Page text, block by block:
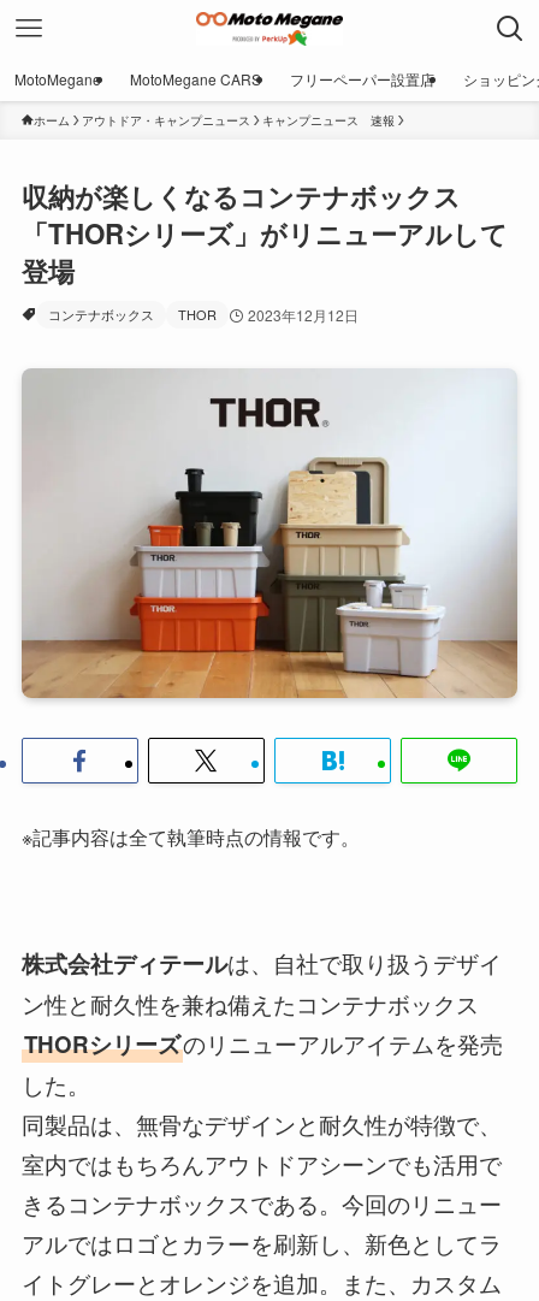
MotoMegane MotoMegane CARS フリーペーパー設置店 ショッピン
ホーム アウトドア・キャンプニュース キャンプニュース 速報
収納が楽しくなるコンテナボックス
「THORシリーズ」がリニューアルして
登場
コンテナボックス THOR 2023年12月12日
※記事内容は全て執筆時点の情報です。
株式会社ディテールは、自社で取り扱うデザイ
ン性と耐久性を兼ね備えたコンテナボックス
THORシリーズのリニューアルアイテムを発売
した。
同製品は、無骨なデザインと耐久性が特徴で、
室内ではもちろんアウトドアシーンでも活用で
きるコンテナボックスである。今回のリニュー
アルではロゴとカラーを刷新し、新色としてラ
イトグレーとオレンジを追加。また、カスタム